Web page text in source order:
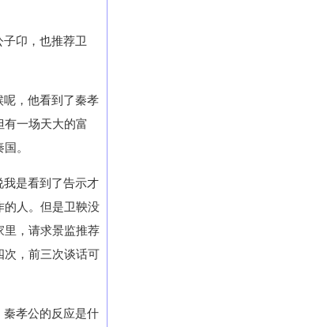
卬，也推荐卫
，他看到了秦孝
一场天大的富
。
是看到了告示才
的人。但是卫鞅没
里，请求景监推荐
次，前三次谈话可
秦孝公的反应是什